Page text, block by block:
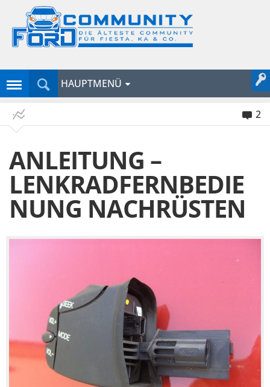
HAUPTMENÜ
2
ANLEITUNG –
LENKRADFERNBEDIE
NUNG NACHRÜSTEN